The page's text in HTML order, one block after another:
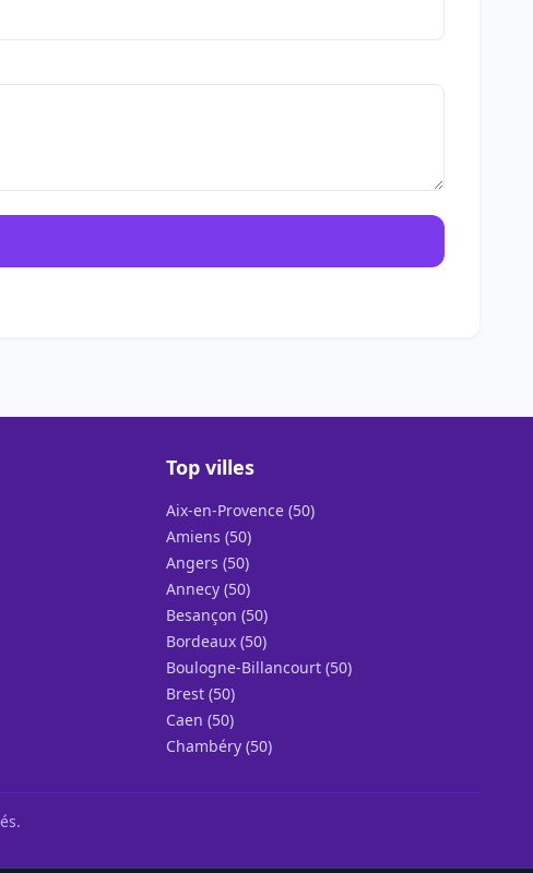
Top villes
Aix-en-Provence (50)
Amiens (50)
Angers (50)
Annecy (50)
Besançon (50)
Bordeaux (50)
Boulogne-Billancourt (50)
Brest (50)
Caen (50)
Chambéry (50)